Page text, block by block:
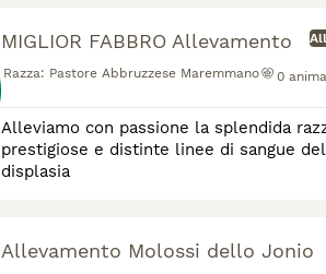
MIGLIOR FABBRO Allevamento
Razza: Pastore Abbruzzese Maremmano 0
Alleviamo con passione la splendida
prestigiose e distinte linee di sangue
displasia
Allevamento Molossi dello Jonio